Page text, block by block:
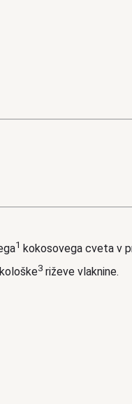
1 kokosovega cveta v
3 riževe vlaknine.